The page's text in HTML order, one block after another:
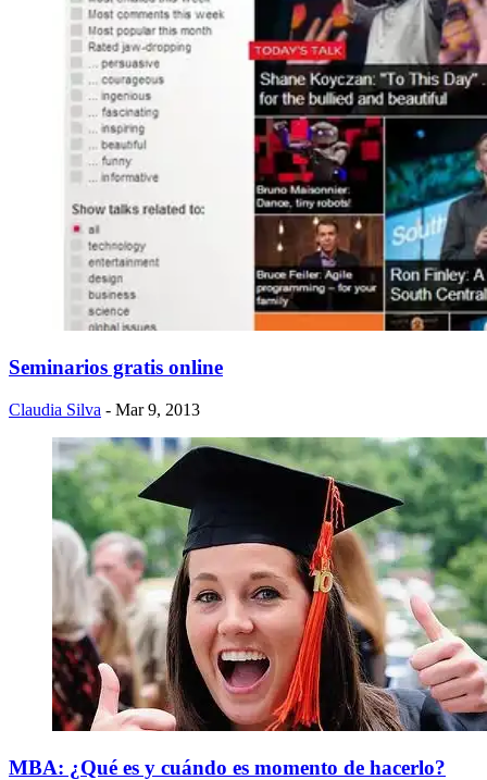
Seminarios gratis online
Claudia Silva - Mar 9, 2013
MBA: ¿Qué es y cuándo es momento de hacerlo?